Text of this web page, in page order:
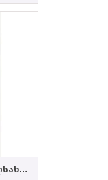
HL-1121 პერფორირებული ხელსახოცი რულონი 21სმ*120მ, (6ც=5კგ)